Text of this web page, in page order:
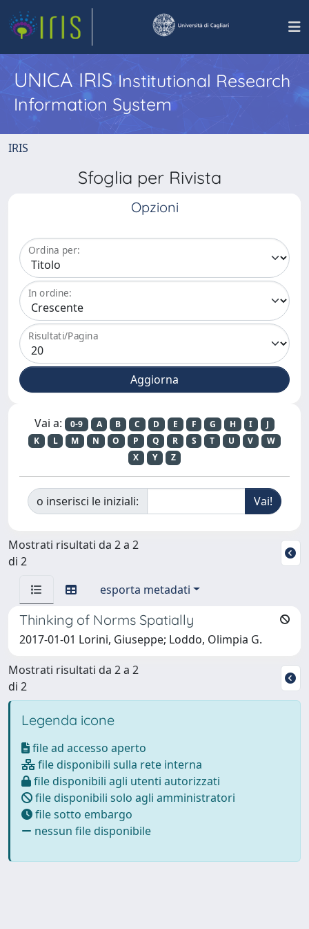
UNICA IRISInstitutional Research
Information System
IRIS
Sfoglia per Rivista
Opzioni
Ordina per:
In ordine:
Risultati/Pagina
Vai a: 0-9 A B C D E F G H I
J
K
L M N O P Q R S T U V
W
X
Y Z
o inserisci le iniziali:
Mostrati risultati da 2 a 2
di 2
esporta metadati
Thinking of Norms Spatially
2017-01-01 Lorini, Giuseppe; Loddo, Olimpia G.
Mostrati risultati da 2 a 2
di 2
Legenda icone
file ad accesso aperto
file disponibili sulla rete interna
file disponibili agli utenti autorizzati
file disponibili solo agli amministratori
file sotto embargo
nessun file disponibile